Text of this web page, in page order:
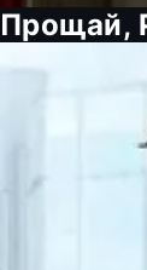
Прощай,